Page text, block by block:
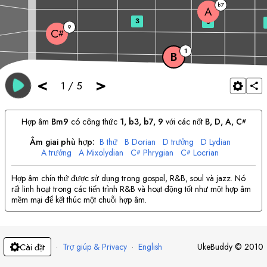
< 1 / 5 >
B 1
C# 9
A b7
3 5
Hợp âm Bm9 có công thức 1, b3, b7, 9 với các nốt B, D, A, C#
Âm giai phù hợp: B thứ B Dorian D trưởng D Lydian
A trưởng A Mixolydian C# Phrygian C# Locrian
Hợp âm chín thứ được sử dụng trong gospel, R&B, soul và jazz. Nó
rất linh hoạt trong các tiến trình R&B và hoạt động tốt như một hợp âm
mềm mại để kết thúc một chuỗi hợp âm.
Cài đặt · Trợ giúp & Privacy · English UkeBuddy © 2010